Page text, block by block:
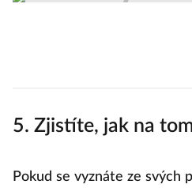
5. Zjistíte, jak na
Pokud se vyznáte ze svých